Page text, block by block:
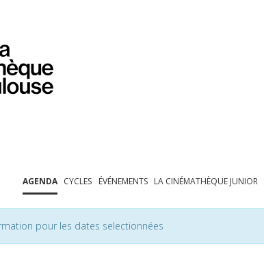
AGENDA CYCLES ÉVÉNEMENTS LA CINÉMATHÈQUE JUNIOR
pour les dates selectionnées